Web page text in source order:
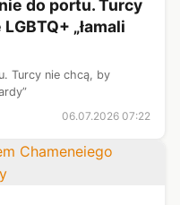
do portu. Turcy
„łamali
Turcy nie chcą, by
06.07.2026 07:22